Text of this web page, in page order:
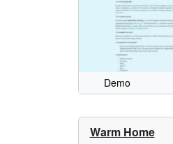
Demo
Warm Home